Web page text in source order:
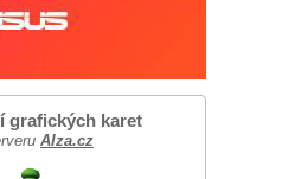
grafických karet
Alza.cz